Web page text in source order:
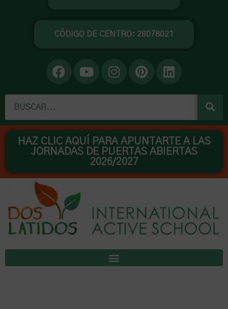
CÓDIGO DE CENTRO: 28078021
F
a
o
o
k
Y
o
b
e
I
n
g
r
a
m
P
i
r
e
s
L
i
d
i
n
Buscar
HAZ CLIC AQUÍ PARA APUNTARTE A LAS
JORNADAS DE PUERTAS ABIERTAS
2026/2027